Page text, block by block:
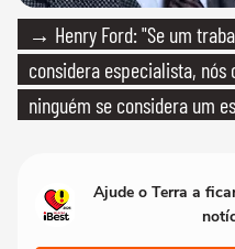
→ Henry Ford: "Se um
considera especialista, nós
ninguém se considera um
Ajude o Terra a